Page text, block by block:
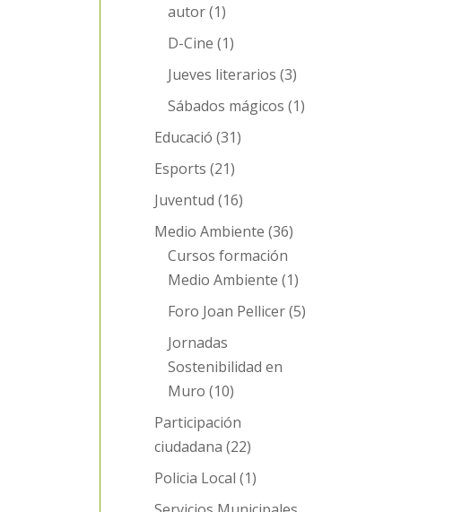
autor(1)
D-Cine (1)
Jueves literarios (3)
Sábados mágicos (1)
Educació (31)
Esports (21)
Juventud (16)
Medio Ambiente (36)
Cursos formación
Medio Ambiente (1)
Foro Joan Pellicer(5)
Jornadas
Sostenibilidad en
Muro (10)
Participación
ciudadana (22)
Policia Local (1)